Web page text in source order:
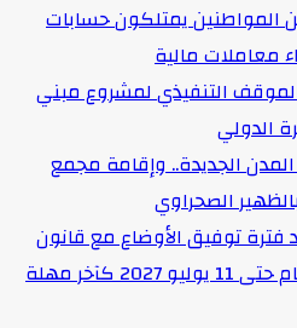
79% من المواطنين يمتلكون حسابات
معاملات مالية
التنفيذي لمشروع مبني
الجديدة.. وإقامة مجمع
فترة توفيق الأوضاع مع قانون
التأمين الموحد لمدة عام حتى 11 يوليو 2027 كآخر مهلة